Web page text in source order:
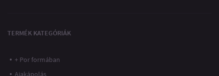
TERMÉK KATEGÓRIÁK
+ Por formában
Ajakápolás